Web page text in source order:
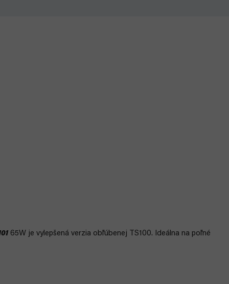
65W je vylepšená verzia obľúbenej TS100. Ideálna na poľné